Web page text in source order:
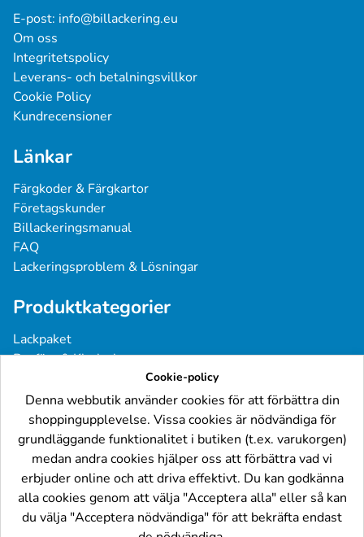
E-post: info@billackering.eu
Om oss
Integritetspolicy
Leverans- och betalningsvillkor
Cookie Policy
Kundrecensioner
Länkar
Färgkoder & Färgkartor
Företagskunder
Billackeringsmanual
FAQ
Lackeringsproblem & Lösningar
Produktkategorier
Lackpaket
Basfärg & Klarlack
Grundfärg & Spackel
Verktyg & Tillbehör
Industri- & Yrkeslack
Följ oss
Cookie-policy
Denna webbutik använder cookies för att förbättra din
shoppingupplevelse. Vissa cookies är nödvändiga för
grundläggande funktionalitet i butiken (t.ex. varukorgen)
medan andra cookies hjälper oss att förbättra vad vi
erbjuder online och att driva effektivt. Du kan godkänna
alla cookies genom att välja "Acceptera alla" eller så kan
du välja "Acceptera nödvändiga" för att bekräfta endast